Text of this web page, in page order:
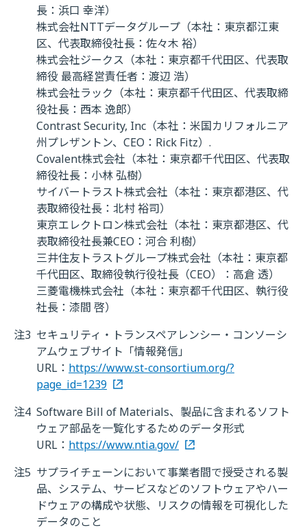
長：浜口 幸洋）
株式会社NTTデータグループ（本社：東京都江東
区、代表取締役社長：佐々木 裕）
株式会社ジークス（本社：東京都千代田区、代表取
締役 最高経営責任者：渡辺 浩）
株式会社ラック（本社：東京都千代田区、代表取締
役社長：西本 逸郎）
Contrast Security, Inc（本社：米国カリフォルニア
州プレザントン、CEO：Rick Fitz）.
Covalent株式会社（本社：東京都千代田区、代表取
締役社長：小林 弘樹）
サイバートラスト株式会社（本社：東京都港区、代
表取締役社長：北村 裕司）
東京エレクトロン株式会社（本社：東京都港区、代
表取締役社長兼CEO：河合 利樹）
三井住友トラストグループ株式会社（本社：東京都
千代田区、取締役執行役社長（CEO）：高倉 透）
三菱電機株式会社（本社：東京都千代田区、執行役
社長：漆間 啓）
注3 セキュリティ・トランスペアレンシー・コンソーシ
アムウェブサイト「情報発信」
URL： https://www.st-consortium.org/?
page_id=1239
注4 Software Bill of Materials、製品に含まれるソフト
ウェア部品を一覧化するためのデータ形式
URL： https://www.ntia.gov/
注5 サプライチェーンにおいて事業者間で授受される製
品、システム、サービスなどのソフトウェアやハー
ドウェアの構成や状態、リスクの情報を可視化した
データのこと